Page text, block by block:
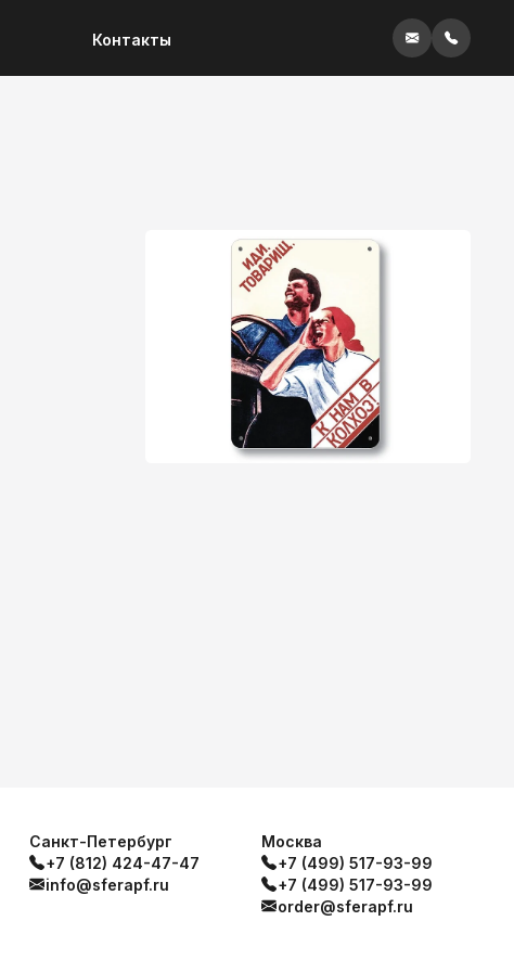
Контакты
Санкт-Петербург
+7 (812) 424-47-47
info@sferapf.ru
Москва
+7 (499) 517-93-99
+7 (499) 517-93-99
order@sferapf.ru